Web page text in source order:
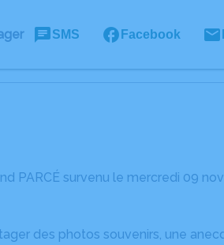
SMS Facebook
PARCÉ survenu le mercredi 09
des photos souvenirs, une